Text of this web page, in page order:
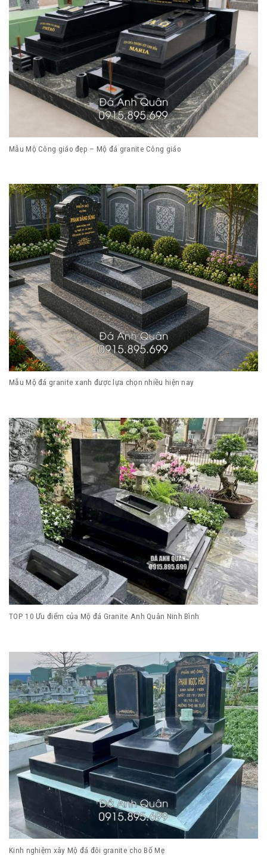
Mẫu Mộ Công giáo đẹp – Mộ đá granite Công giáo
Mẫu Mộ đá granite xanh được lựa chọn nhiều hiện nay
TOP 10 Ưu điểm của Mộ đá Granite Anh Quân Ninh Bình
Kinh nghiệm xây Mộ đá đôi granite cho Bố Mẹ